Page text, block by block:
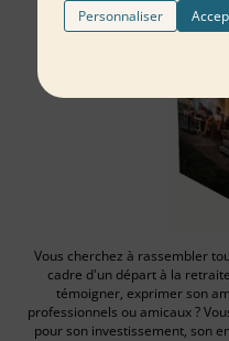
Vous cherchez à rassembler
cadre d'un départ à la
témoigner, exprimer son
professionnels ou amicaux ?
pour son investissement, son
Personnaliser